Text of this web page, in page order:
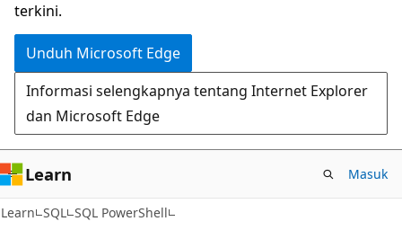
terkini.
Unduh Microsoft Edge
Informasi selengkapnya tentang Internet Explorer
dan Microsoft Edge
Learn Masuk
Learn SQL SQL PowerShell